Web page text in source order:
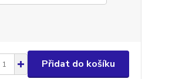
Přidat do košíku